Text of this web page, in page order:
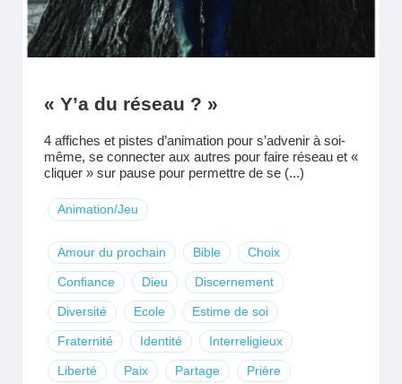
« Y’a du réseau ? »
4 affiches et pistes d’animation pour s’advenir à soi-
même, se connecter aux autres pour faire réseau et «
cliquer » sur pause pour permettre de se (...)
Animation/Jeu
Amour du prochain Bible Choix
Confiance Dieu Discernement
Diversité Ecole Estime de soi
Fraternité Identité Interreligieux
Liberté Paix Partage Prière